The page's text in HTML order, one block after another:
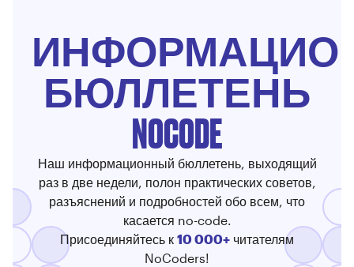
БЮЛЛЕТЕНЬ
NOCODE
Наш информационный бюллетень, выходящий
раз в две недели, полон практических советов,
разъяснений и подробностей обо всем, что
касается no-code.
Присоединяйтесь к 10 000+ читателям
NoCoders!